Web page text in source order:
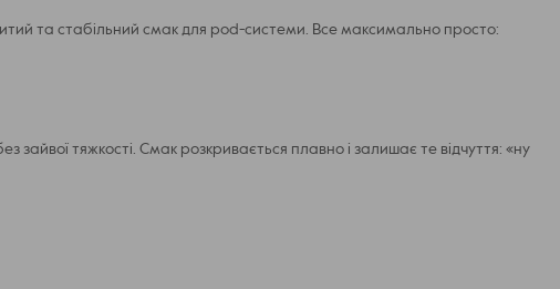
та стабільний смак для pod-системи. Все максимально просто:
зайвої тяжкості. Смак розкривається плавно і залишає те відчуття: «ну